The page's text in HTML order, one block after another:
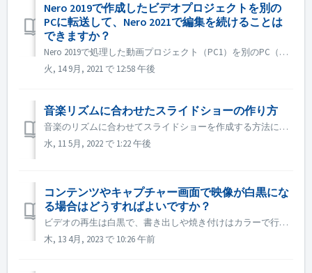
Nero 2019で作成したビデオプロジェクトを別の
PCに転送して、Nero 2021で編集を続けることは
できますか？
Nero 2019で処理した動画プロジェクト（PC1）を別のPC（PC2）に転送して、Nero 2021で編集を続けることはできますか？ はい、プロジェクトとソースファイルを PC1 から PC2 にコピーできます。 プロジェクトが下位のNeroバージョンで作成された場合は、上位のNeroバージョンで開...
火, 14 9月, 2021 で 12:58 午後
音楽リズムに合わせたスライドショーの作り方
音楽のリズムに合わせてスライドショーを作成する方法については、以下のリンクで詳しくご紹介しています。 音楽のリズムに合わせてスライドショーを作成する
水, 11 5月, 2022 で 1:22 午後
コンテンツやキャプチャー画面で映像が白黒にな
る場合はどうすればよいですか？
ビデオの再生は白黒で、書き出しや焼き付けはカラーで行われる場合、Windowsシステムまたはグラフィックカードのドライバーを最新版に更新してから、再度お試しください。 Windowsシステムまたはグラフィックカードのドライバをアップデートしても問題が解決しない場合は、.dllを交換することもできます、 1....
木, 13 4月, 2023 で 10:26 午前